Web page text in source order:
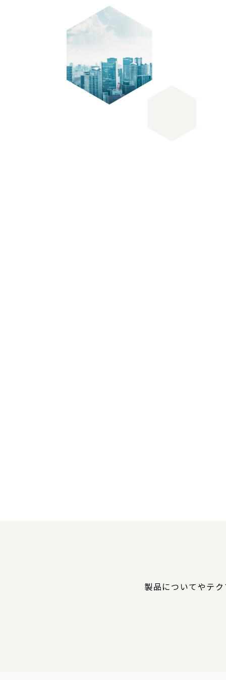
製品についてやテク